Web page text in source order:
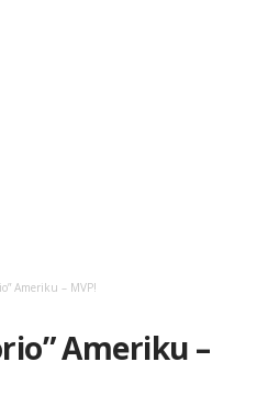
Ameriku – MVP!
Ameriku –